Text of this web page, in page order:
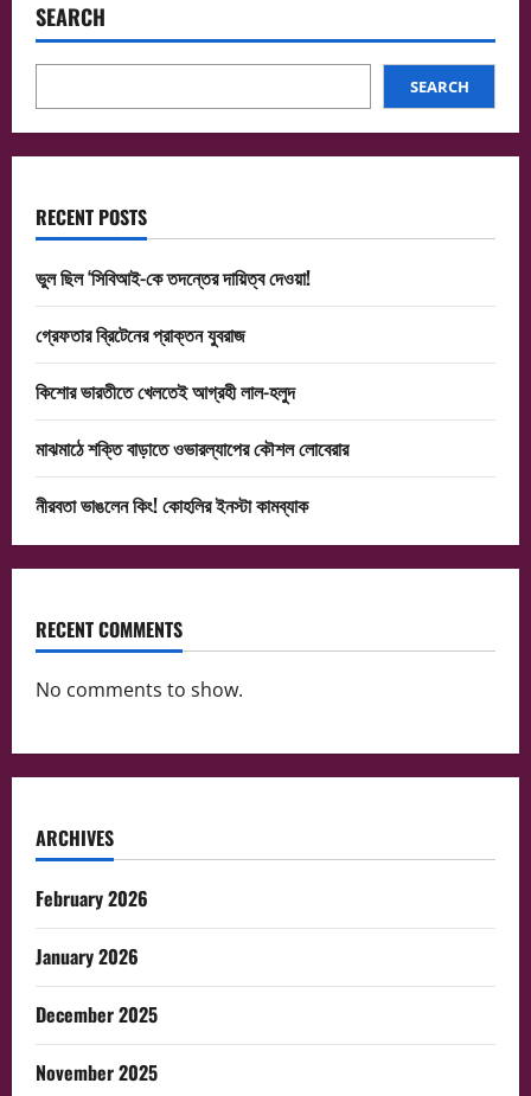
প্রজন্ম!
SEARCH
SEARCH
RECENT POSTS
ভুল ছিল ‘সিবিআই-কে তদন্তের দায়িত্ব দেওয়া!
গ্রেফতার ব্রিটেনের প্রাক্তন যুবরাজ
কিশোর ভারতীতে খেলতেই আগ্রহী লাল-হলুদ
মাঝমাঠে শক্তি বাড়াতে ওভারল্যাপের কৌশল লোবেরার
নীরবতা ভাঙলেন কিং! কোহলির ইনস্টা কামব্যাক
RECENT COMMENTS
No comments to show.
ARCHIVES
February 2026
January 2026
December 2025
November 2025